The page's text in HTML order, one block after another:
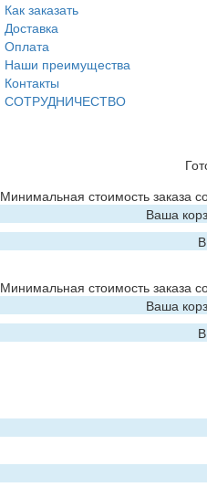
Как заказать
Доставка
Оплата
Наши преимущества
Контакты
СОТРУДНИЧЕСТВО
Минимальная стоимость заказа
Ваша
Минимальная стоимость заказа
Ваша